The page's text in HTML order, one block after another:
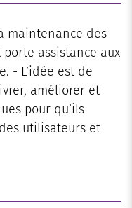
maintenance des
assistance aux
- L’idée est de
améliorer et
pour qu’ils
utilisateurs et